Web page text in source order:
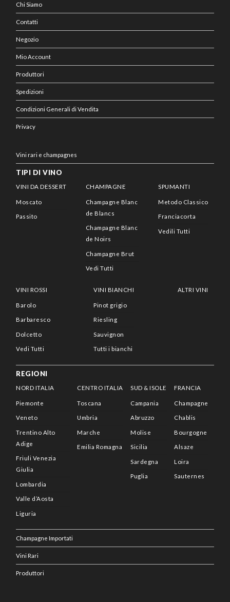
Chi Siamo
Contatti
Negozio
Mio Account
Produttori
Spedizioni
Condizioni Generali di Vendita
Privacy
Vini rari e champagnes
TIPI DI VINO
VINI DA DESSERT
Moscato
Passito
CHAMPAGNE
Champagne Blanc
de Blancs
Champagne Blanc
de Noirs
Champagne Brut
Vedi Tutti
SPUMANTI
Metodo Classico
Franciacorta
Vedili Tutti
VINI ROSSI
Barolo
Barbaresco
Dolcetto
Vedi Tutti
VINI BIANCHI
Pinot grigio
Riesling
Sauvignon
Tutti i bianchi
ALTRI VINI
REGIONI
NORD ITALIA
Piemonte
Veneto
Trentino Alto
Adige
Friuli Venezia
Giulia
Lombardia
Valle d’Aosta
Liguria
CENTRO ITALIA
Toscana
Umbria
Marche
Emilia Romagna
SUD & ISOLE
Campania
Abruzzo
Molise
Sicilia
Sardegna
Puglia
FRANCIA
Champagne
Chablis
Bourgogne
Alsaze
Loira
Sauternes
Champagne Importati
Vini Rari
Produttori